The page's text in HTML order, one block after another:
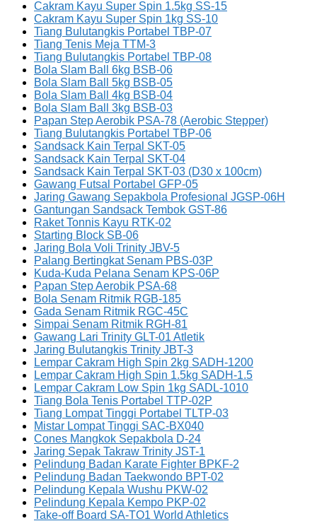
Cakram Kayu Super Spin 1.5kg SS-15
Cakram Kayu Super Spin 1kg SS-10
Tiang Bulutangkis Portabel TBP-07
Tiang Tenis Meja TTM-3
Tiang Bulutangkis Portabel TBP-08
Bola Slam Ball 6kg BSB-06
Bola Slam Ball 5kg BSB-05
Bola Slam Ball 4kg BSB-04
Bola Slam Ball 3kg BSB-03
Papan Step Aerobik PSA-78 (Aerobic Stepper)
Tiang Bulutangkis Portabel TBP-06
Sandsack Kain Terpal SKT-05
Sandsack Kain Terpal SKT-04
Sandsack Kain Terpal SKT-03 (D30 x 100cm)
Gawang Futsal Portabel GFP-05
Jaring Gawang Sepakbola Profesional JGSP-06H
Gantungan Sandsack Tembok GST-86
Raket Tonnis Kayu RTK-02
Starting Block SB-06
Jaring Bola Voli Trinity JBV-5
Palang Bertingkat Senam PBS-03P
Kuda-Kuda Pelana Senam KPS-06P
Papan Step Aerobik PSA-68
Bola Senam Ritmik RGB-185
Gada Senam Ritmik RGC-45C
Simpai Senam Ritmik RGH-81
Gawang Lari Trinity GLT-01 Atletik
Jaring Bulutangkis Trinity JBT-3
Lempar Cakram High Spin 2kg SADH-1200
Lempar Cakram High Spin 1.5kg SADH-1.5
Lempar Cakram Low Spin 1kg SADL-1010
Tiang Bola Tenis Portabel TTP-02P
Tiang Lompat Tinggi Portabel TLTP-03
Mistar Lompat Tinggi SAC-BX040
Cones Mangkok Sepakbola D-24
Jaring Sepak Takraw Trinity JST-1
Pelindung Badan Karate Fighter BPKF-2
Pelindung Badan Taekwondo BPT-02
Pelindung Kepala Wushu PKW-02
Pelindung Kepala Kempo PKP-02
Take-off Board SA-TO1 World Athletics